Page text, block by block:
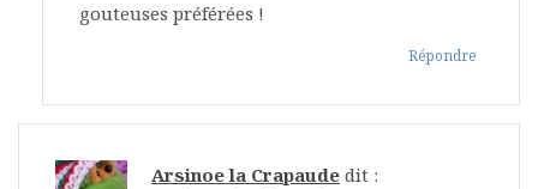
gouteuses préférées !
Répondre
Arsinoe la Crapaude dit :